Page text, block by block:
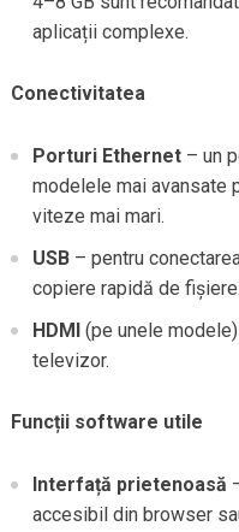
aplicații complexe.
Conectivitatea
Porturi Ethernet– un
modelele mai avansate
viteze mai mari.
USB– pentru
copiere rapidă de fișiere.
HDMI(pe unele
televizor.
Funcții software utile
Interfață prietenoasă
accesibil din browser